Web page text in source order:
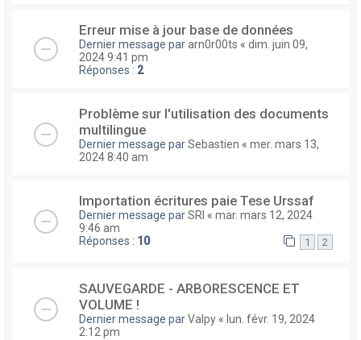
Erreur mise à jour base de données
Dernier message pararn0r00ts « dim. juin 09,
2024 9:41 pm
Réponses : 2
Problème sur l'utilisation des documents
multilingue
Dernier message parSebastien « mer. mars 13,
2024 8:40 am
Importation écritures paie Tese Urssaf
Dernier message parSRI « mar. mars 12, 2024
9:46 am
Réponses : 10 1 2
SAUVEGARDE - ARBORESCENCE ET
VOLUME !
Dernier message parValpy « lun. févr. 19, 2024
2:12 pm